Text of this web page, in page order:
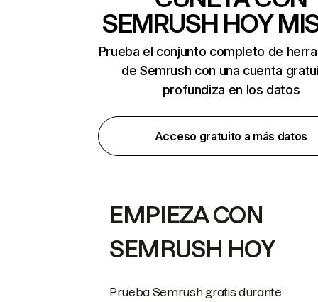
SEMRUSH HOY
Prueba el conjunto completo de
de Semrush con una cuenta
profundiza en los datos
Acceso gratuito a más datos
EMPIEZA CON
SEMRUSH HOY
Prueba Semrush gratis durante